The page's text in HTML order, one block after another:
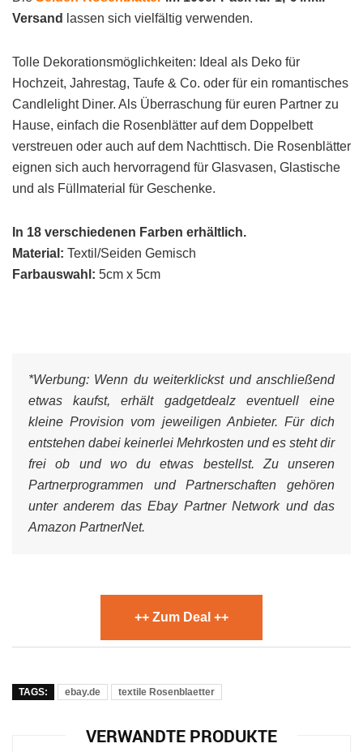
Versand
lassen sich vielfältig verwenden.
Tolle Dekorationsmöglichkeiten: Ideal als Deko für
Hochzeit, Jahrestag, Taufe & Co. oder für ein romantisches
Candlelight Diner. Als Überraschung für euren Partner zu
Hause, einfach die Rosenblätter auf dem Doppelbett
verstreuen oder auch auf dem Nachttisch. Die Rosenblätter
eignen sich auch hervorragend für Glasvasen, Glastische
und als Füllmaterial für Geschenke.
In 18 verschiedenen Farben erhältlich.
Material: Textil/Seiden Gemisch
Farbauswahl: 5cm x 5cm
*Werbung: Wenn du weiterklickst und anschließend
etwas kaufst, erhält gadgetdealz eventuell eine
kleine Provision vom jeweiligen Anbieter. Für dich
entstehen dabei keinerlei Mehrkosten und es steht dir
frei ob und wo du etwas bestellst. Zu unseren
Partnerprogrammen und Partnerschaften gehören
unter anderem das Ebay Partner Network und das
Amazon PartnerNet.
++ Zum Deal ++
TAGS: ebay.de textile Rosenblaetter
VERWANDTE PRODUKTE